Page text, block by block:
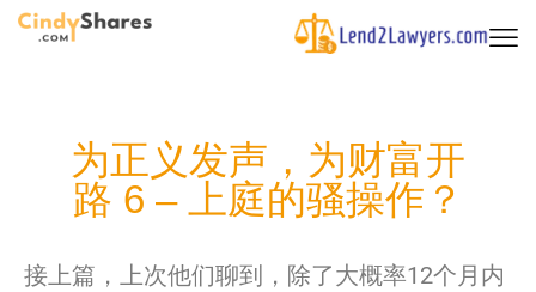
为正义发声，为财富开
路 6 – 上庭的骚操作？
接上篇，上次他们聊到，除了大概率12个月内